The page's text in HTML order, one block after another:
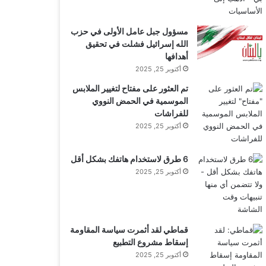
مسؤول جبل عامل الأولى في حزب
الله إسرائيل فشلت في تحقيق
أهدافها
أكتوبر 25, 2025
تم العثور على مفتاح لتغيير الملابس
الموسمية في الحمض النووي
للفراشات
أكتوبر 25, 2025
6 طرق لاستخدام هاتفك بشكل أقل
أكتوبر 25, 2025
قماطي لقد أثمرت سياسة المقاومة
إسقاط مشروع التطبيع
أكتوبر 25, 2025